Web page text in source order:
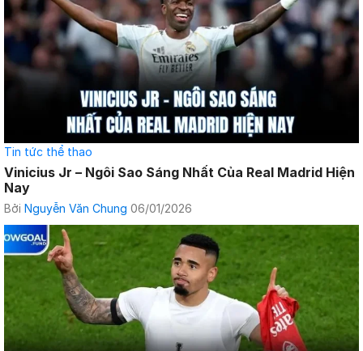
Tin tức thể thao
Vinicius Jr – Ngôi Sao Sáng Nhất Của Real Madrid Hiện
Nay
Bởi Nguyễn Văn Chung 06/01/2026